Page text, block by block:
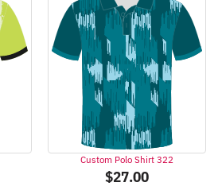
Custom Polo Shirt 322
$27.00